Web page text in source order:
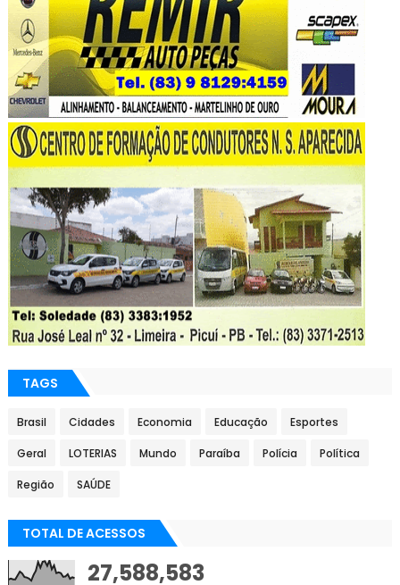
TAGS
Brasil Cidades Economia Educação Esportes
Geral LOTERIAS Mundo Paraíba Polícia Política
Região SAÚDE
TOTAL DE ACESSOS
27,588,583